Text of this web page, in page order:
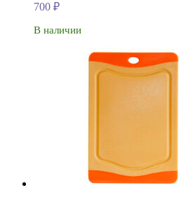
700 ₽
В наличии